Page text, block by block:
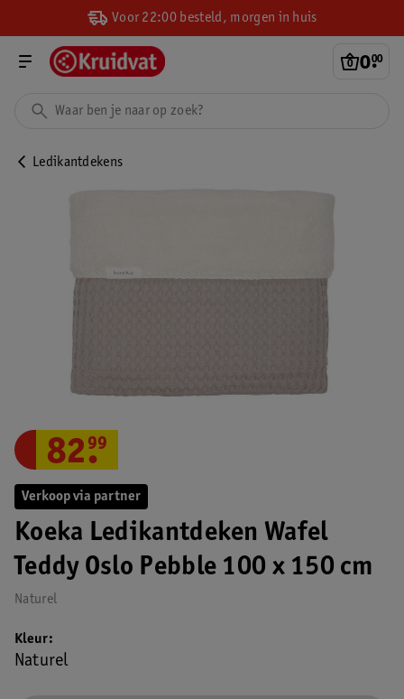
Voor 22:00 besteld, morgen in huis
0.
00
Ledikantdekens
Verkoop via partner
Koeka Ledikantdeken Wafel
Teddy Oslo Pebble 100 x 150 cm
Naturel
82.
99
Kleur
Naturel